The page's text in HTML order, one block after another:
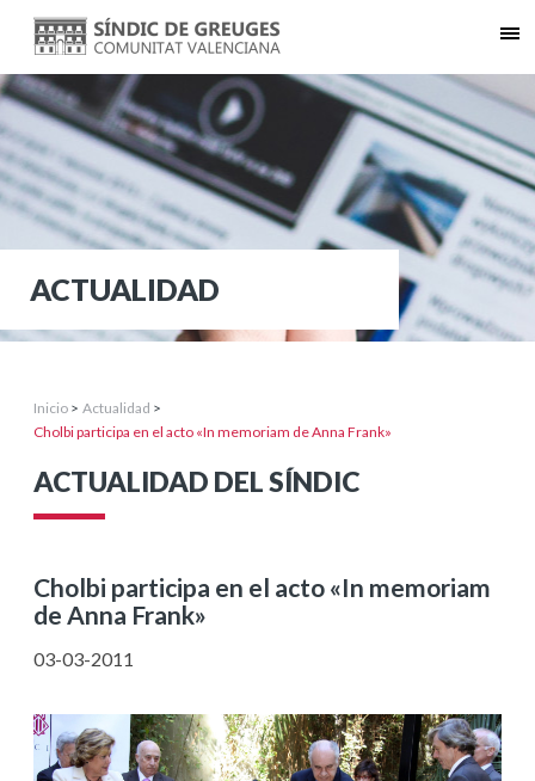
ACTUALIDAD
Inicio > Actualidad >
Cholbi participa en el acto «In memoriam de Anna Frank»
ACTUALIDAD DEL SÍNDIC
Cholbi participa en el acto «In memoriam
de Anna Frank»
03-03-2011